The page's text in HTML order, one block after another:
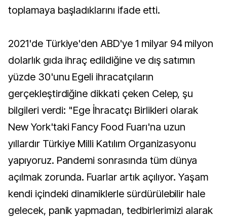
toplamaya başladıklarını ifade etti.
2021'de Türkiye'den ABD'ye 1 milyar 94 milyon
dolarlık gıda ihraç edildiğine ve dış satımın
yüzde 30'unu Egeli ihracatçıların
gerçekleştirdiğine dikkati çeken Celep, şu
bilgileri verdi: "Ege İhracatçı Birlikleri olarak
New York'taki Fancy Food Fuarı'na uzun
yıllardır Türkiye Milli Katılım Organizasyonu
yapıyoruz. Pandemi sonrasında tüm dünya
açılmak zorunda. Fuarlar artık açılıyor. Yaşam
kendi içindeki dinamiklerle sürdürülebilir hale
gelecek, panik yapmadan, tedbirlerimizi alarak